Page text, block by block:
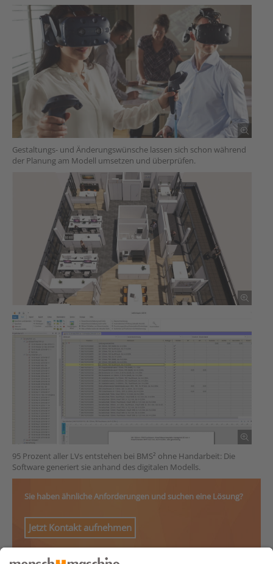
Gestaltungs- und Änderungswünsche lassen sich schon während
der Planung am Modell umsetzen und überprüfen.
95 Prozent aller LVs entstehen bei BMS² ohne Handarbeit: Die
Software generiert sie anhand des digitalen Modells.
Sie haben ähnliche Anforderungen und suchen eine Lösung?
Jetzt Kontakt aufnehmen